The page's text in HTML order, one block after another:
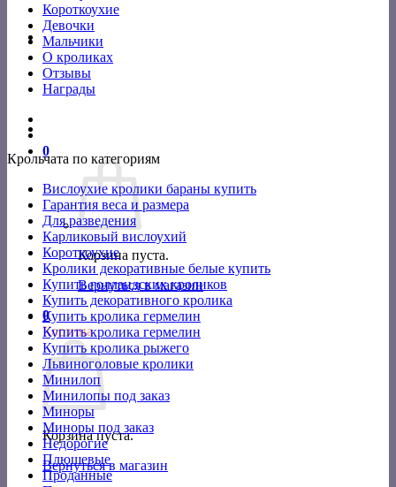
Короткоухие
Девочки
Мальчики
О кроликах
Отзывы
Награды
0
Корзина пуста.
Вернуться в магазин
0
Корзина
Корзина пуста.
Вернуться в магазин
Крольчата по категориям
Вислоухие кролики бараны купить
Гарантия веса и размера
Для разведения
Карликовый вислоухий
Короткоухие
Кролики декоративные белые купить
Купить голландских кроликов
Купить декоративного кролика
Купить кролика гермелин
Купить кролика гермелин
Купить кролика рыжего
Львиноголовые кролики
Минилоп
Минилопы под заказ
Миноры
Миноры под заказ
Недорогие
Плюшевые
Проданные